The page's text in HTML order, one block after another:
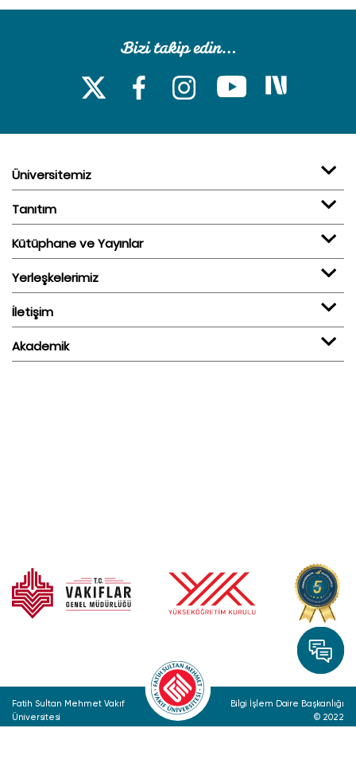
Üniversitemiz
Tanıtım
Kütüphane ve Yayınlar
Yerleşkelerimiz
İletişim
Akademik
Fatih Sultan Mehmet Vakıf
Üniversitesi
Bilgi İşlem Daire Başkanlığı
© 2022